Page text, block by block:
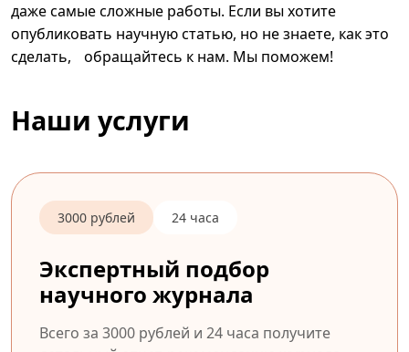
даже самые сложные работы. Если вы хотите
опубликовать научную статью, но не знаете, как это
сделать, обращайтесь к нам. Мы поможем!
Наши услуги
3000 рублей 24 часа
Экспертный подбор
научного журнала
Всего за 3000 рублей и 24 часа получите